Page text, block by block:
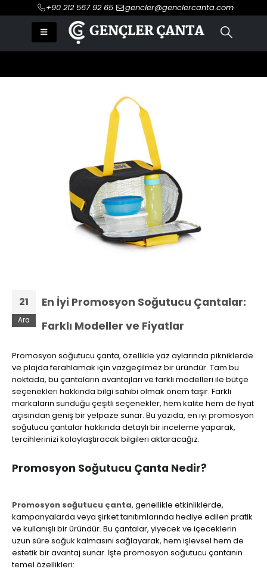
+90 212 567 92 65 gencler@genclercanta.com
21
Ara
En İyi Promosyon Soğutucu Çantalar:
Farklı Modeller ve Fiyatlar
Promosyon soğutucu çanta, özellikle yaz aylarında pikniklerde
ve plajda ferahlamak için vazgeçilmez bir üründür. Tam bu
noktada, bu çantaların avantajları ve farklı modelleri ile bütçe
seçenekleri hakkında bilgi sahibi olmak önem taşır. Farklı
markaların sunduğu çeşitli seçenekler, hem kalite hem de fiyat
açısından geniş bir yelpaze sunar. Bu yazıda, en iyi promosyon
soğutucu çantalar hakkında detaylı bir inceleme yaparak,
tercihlerinizi kolaylaştıracak bilgileri aktaracağız.
Promosyon Soğutucu Çanta Nedir?
Promosyon soğutucu çanta, genellikle etkinliklerde,
kampanyalarda veya şirket tanıtımlarında hediye edilen pratik
ve kullanışlı bir üründür. Bu çantalar, yiyecek ve içeceklerin
uzun süre soğuk kalmasını sağlayarak, hem işlevsel hem de
estetik bir avantaj sunar. İşte promosyon soğutucu çantanın
temel özellikleri: